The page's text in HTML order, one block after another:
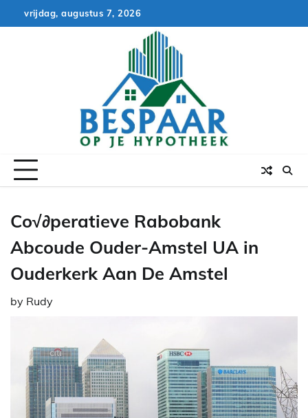
to
vrijdag, augustus 7, 2026
Co√∂peratieve Rabobank
Abcoude Ouder-Amstel UA in
Ouderkerk Aan De Amstel
by Rudy